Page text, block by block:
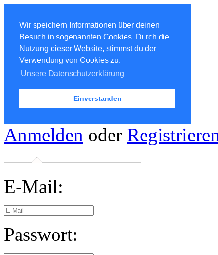
Wir speichern Informationen über deinen
Besuch in sogenannten Cookies. Durch die
Nutzung dieser Website, stimmst du der
Verwendung von Cookies zu.
Unsere Datenschutzerklärung
Einverstanden
Anmelden oder
E-Mail:
Passwort: